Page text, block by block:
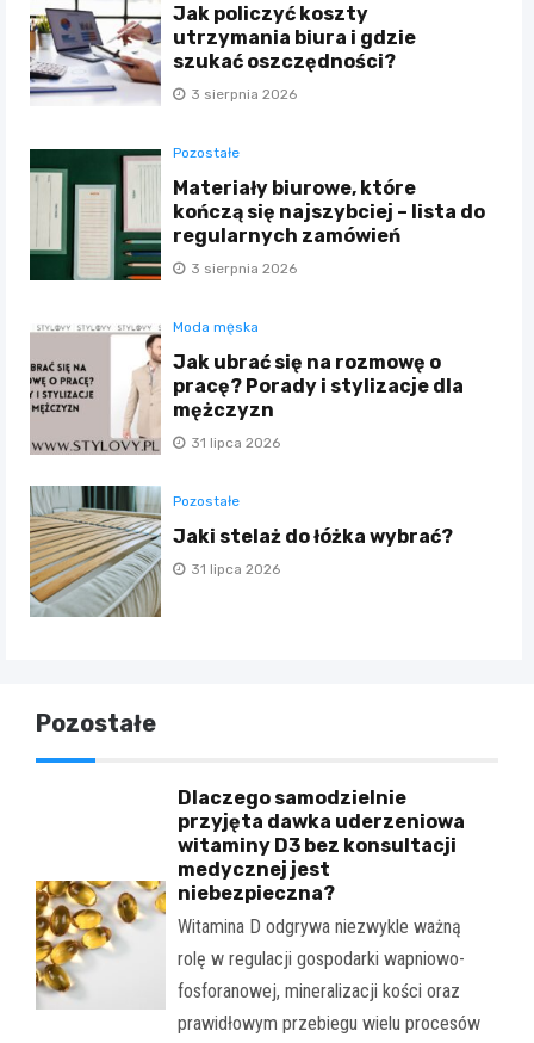
Jak policzyć koszty
utrzymania biura i gdzie
szukać oszczędności?
3 sierpnia 2026
Pozostałe
Materiały biurowe, które
kończą się najszybciej – lista do
regularnych zamówień
3 sierpnia 2026
Moda męska
Jak ubrać się na rozmowę o
pracę? Porady i stylizacje dla
mężczyzn
31 lipca 2026
Pozostałe
Jaki stelaż do łóżka wybrać?
31 lipca 2026
Pozostałe
Dlaczego samodzielnie
przyjęta dawka uderzeniowa
witaminy D3 bez konsultacji
medycznej jest
niebezpieczna?
Witamina D odgrywa niezwykle ważną
rolę w regulacji gospodarki wapniowo-
fosforanowej, mineralizacji kości oraz
prawidłowym przebiegu wielu procesów